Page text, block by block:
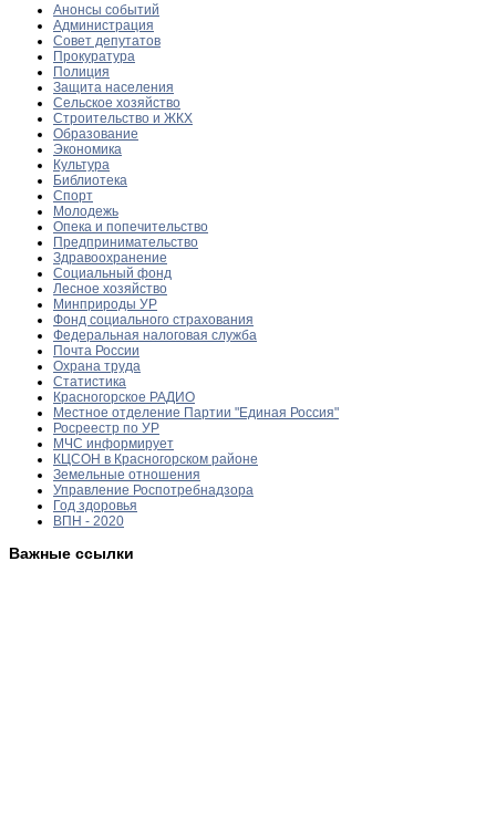
Анонсы событий
Администрация
Совет депутатов
Прокуратура
Полиция
Защита населения
Сельское хозяйство
Строительство и ЖКХ
Образование
Экономика
Культура
Библиотека
Спорт
Молодежь
Опека и попечительство
Предпринимательство
Здравоохранение
Социальный фонд
Лесное хозяйство
Минприроды УР
Фонд социального страхования
Федеральная налоговая служба
Почта России
Охрана труда
Статистика
Красногорское РАДИО
Местное отделение Партии "Единая Россия"
Росреестр по УР
МЧС информирует
КЦСОН в Красногорском районе
Земельные отношения
Управление Роспотребнадзора
Год здоровья
ВПН - 2020
Важные ссылки